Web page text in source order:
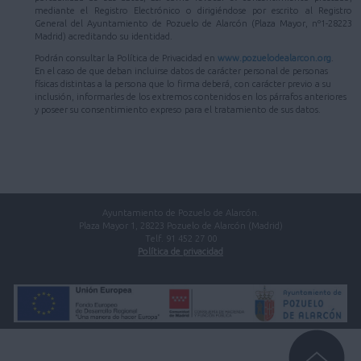
mediante el Registro Electrónico o dirigiéndose por escrito al Registro
General del Ayuntamiento de Pozuelo de Alarcón (Plaza Mayor, nº1-28223
Madrid) acreditando su identidad.
Podrán consultar la Política de Privacidad en www.pozuelodealarcon.org
En el caso de que deban incluirse datos de carácter personal de personas
físicas distintas a la persona que lo firma deberá, con carácter previo a su
inclusión, informarles de los extremos contenidos en los párrafos anteriores
y poseer su consentimiento expreso para el tratamiento de sus datos.
Ayuntamiento de Pozuelo de Alarcón.
Plaza Mayor 1, 28223 Pozuelo de Alarcón (Madrid)
Telf. 91 452 27 00
Política de privacidad